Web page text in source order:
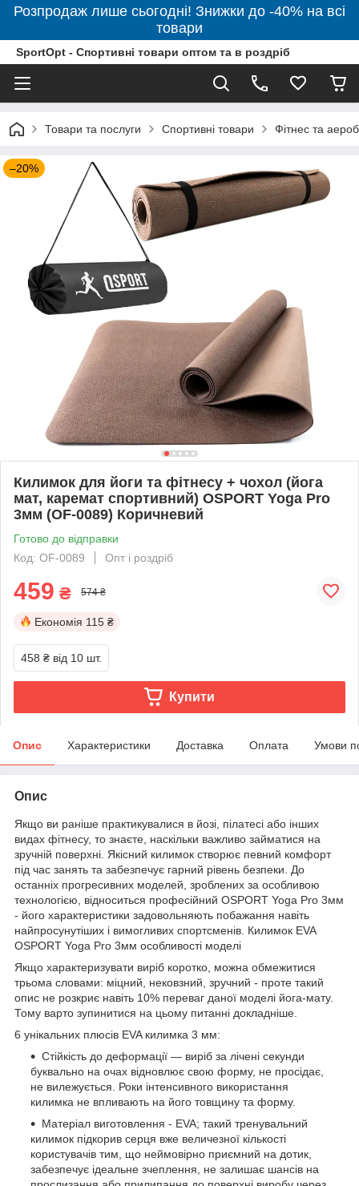
Розпродаж лише сьогодні! Знижки до -40% на всі
товари
SportOpt - Спортивні товари оптом та в роздріб
Товари та послуги Спортивні товари Фітнес та
–20%
Килимок для йоги та фітнесу + чохол (йога
мат, каремат спортивний) OSPORT Yoga Pro
3мм (OF-0089) Коричневий
Готово до відправки
Код: OF-0089
Опт і роздріб
459 ₴ 574 ₴
Економія 115 ₴
458 ₴ від 10 шт.
Купити
Опис Характеристики Доставка Оплата Умови
Опис
Якщо ви раніше практикувалися в йозі, пілатесі або інших
видах фітнесу, то знаєте, наскільки важливо займатися на
зручній поверхні. Якісний килимок створює певний комфорт
під час занять та забезпечує гарний рівень безпеки. До
останніх прогресивних моделей, зроблених за особливою
технологією, відноситься професійний OSPORT Yoga Pro 3мм
- його характеристики задовольняють побажання навіть
найпросунутіших і вимогливих спортсменів. Килимок EVA
OSPORT Yoga Pro 3мм особливості моделі
Якщо характеризувати виріб коротко, можна обмежитися
трьома словами: міцний, нековзний, зручний - проте такий
опис не розкриє навіть 10% переваг даної моделі йога-мату.
Тому варто зупинитися на цьому питанні докладніше.
6 унікальних плюсів EVA килимка 3 мм:
Стійкість до деформації — виріб за лічені секунди
буквально на очах відновлює свою форму, не просідає,
не вилежується. Роки інтенсивного використання
килимка не впливають на його товщину та форму.
Матеріал виготовлення - EVA; такий тренувальний
килимок підкорив серця вже величезної кількості
користувачів тим, що неймовірно приємний на дотик,
забезпечує ідеальне зчеплення, не залишає шансів на